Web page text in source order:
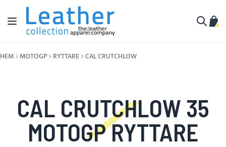
Hoppa till innehållet
Växla Nav
Min
HEM MOTOGP RYTTARE CAL CRUTCHLOW
CAL CRUTCHLOW 35
MOTOGP RYTTARE